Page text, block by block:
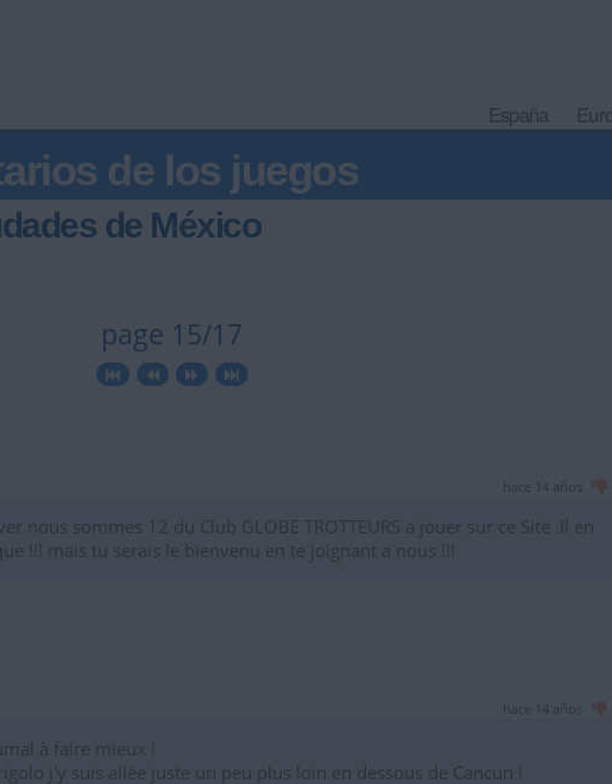
España
de los juegos
de México
page 15/17
hace 14 años
nous sommes 12 du Club GLOBE TROTTEURS a jouer sur ce Site .Il en
!!! mais tu serais le bienvenu en te joignant a nous !!!
hace 14 años
à faire mieux !
j'y suis allée juste un peu plus loin en dessous de Cancun !